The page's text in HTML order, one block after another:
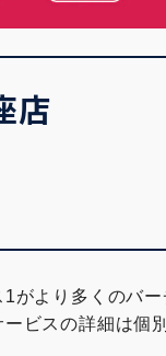
店
がより多くのバ
ビスの詳細は個